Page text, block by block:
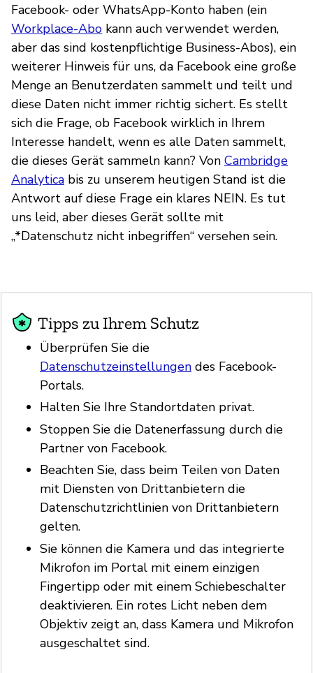
Facebook- oder WhatsApp-Konto haben (ein
Workplace-Abo kann auch verwendet werden,
aber das sind kostenpflichtige Business-Abos), ein
weiterer Hinweis für uns, da Facebook eine große
Menge an Benutzerdaten sammelt und teilt und
diese Daten nicht immer richtig sichert. Es stellt
sich die Frage, ob Facebook wirklich in Ihrem
Interesse handelt, wenn es alle Daten sammelt,
die dieses Gerät sammeln kann? Von Cambridge
Analytica bis zu unserem heutigen Stand ist die
Antwort auf diese Frage ein klares NEIN. Es tut
uns leid, aber dieses Gerät sollte mit
„*Datenschutz nicht inbegriffen“ versehen sein.
Tipps zu Ihrem Schutz
Überprüfen Sie die
Datenschutzeinstellungen des Facebook-
Portals.
Halten Sie Ihre Standortdaten privat.
Stoppen Sie die Datenerfassung durch die
Partner von Facebook.
Beachten Sie, dass beim Teilen von Daten
mit Diensten von Drittanbietern die
Datenschutzrichtlinien von Drittanbietern
gelten.
Sie können die Kamera und das integrierte
Mikrofon im Portal mit einem einzigen
Fingertipp oder mit einem Schiebeschalter
deaktivieren. Ein rotes Licht neben dem
Objektiv zeigt an, dass Kamera und Mikrofon
ausgeschaltet sind.